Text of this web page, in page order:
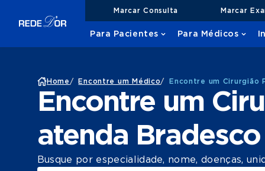
Marcar Consulta Marcar
Para Pacientes Para Médicos
Home / Encontre um Médico/ Encontre um Cirurgião
Encontre um
atenda
Busque por especialidade, nome, doenças,